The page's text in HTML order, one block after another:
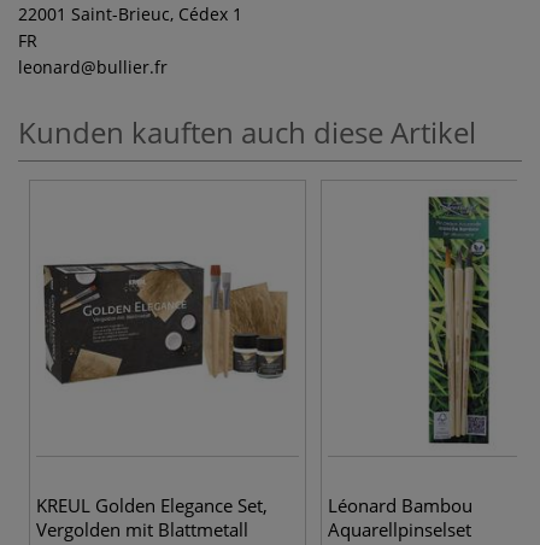
22001 Saint-Brieuc, Cédex 1
FR
leonard@bullier.fr
Kunden kauften auch diese Artikel
KREUL Golden Elegance Set,
Vergolden mit Blattmetall
Léonard Bambou
Aquarellpinselset